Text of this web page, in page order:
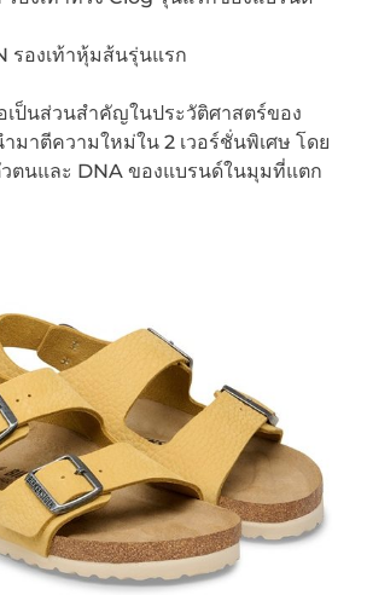
เท้าหุ้มส้นรุ่นแรก
เป็นส่วนสำคัญในประวัติศาสตร์ของ
าตีความใหม่ใน 2 เวอร์ชั่นพิเศษ โดย
ตนและ DNA ของแบรนด์ในมุมที่แตก